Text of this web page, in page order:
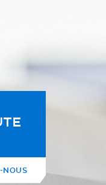
NOUS